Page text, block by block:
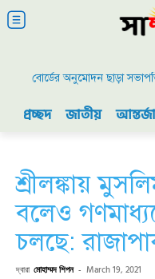
বোর্ডের অনুমোদন ছাড়া
২০০৯ এর
প্রচ্ছদ জাতীয়
শ্রীলঙ্কায়
বলেও
চলছে:
দ্বারা মোহাম্মদ শিপন - March 19, 2021